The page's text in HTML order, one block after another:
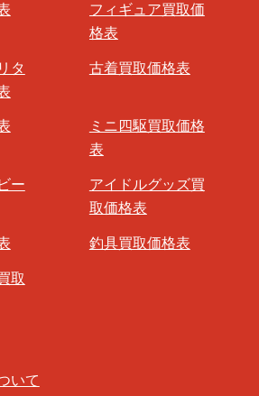
フィギュア買取価
格表
タ
古着買取価格表
ミニ四駆買取価格
表
ー
アイドルグッズ買
取価格表
釣具買取価格表
取
いて